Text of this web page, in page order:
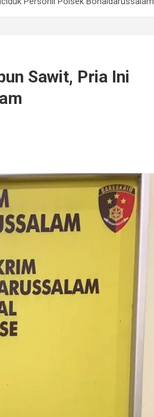
Sawit, Pria Ini